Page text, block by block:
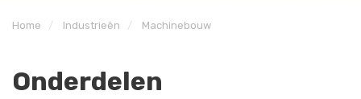
Home Industrieën Machinebouw
Onderdelen